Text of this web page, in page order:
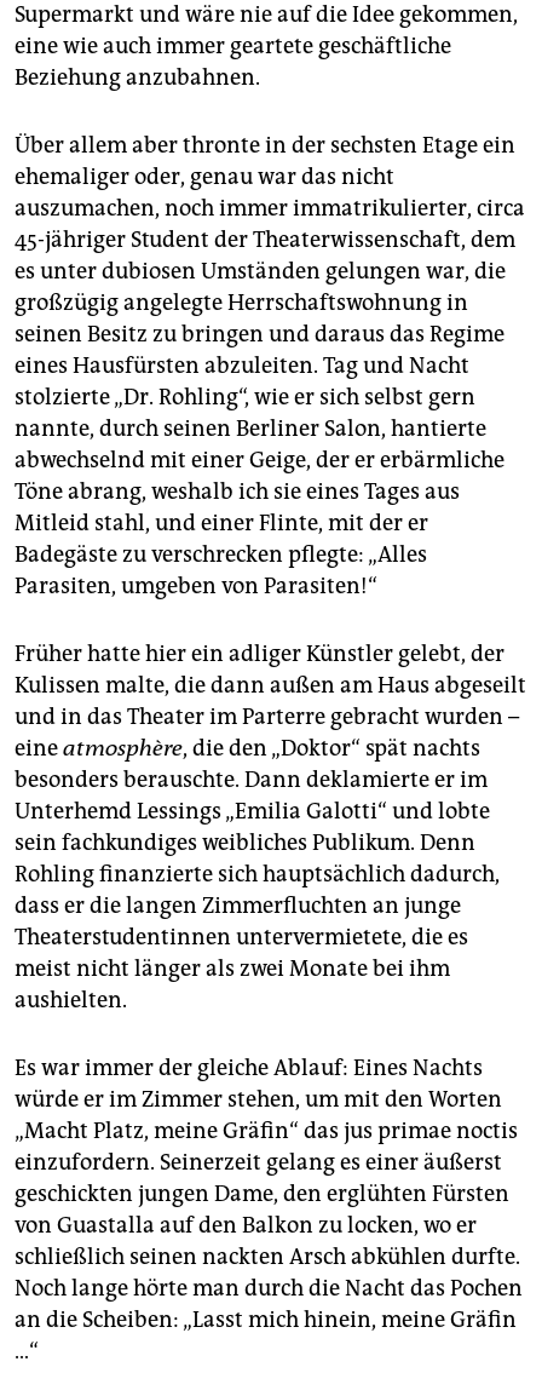
Supermarkt und wäre nie auf die Idee gekommen,
eine wie auch immer geartete geschäftliche
Beziehung anzubahnen.
Über allem aber thronte in der sechsten Etage ein
ehemaliger oder, genau war das nicht
auszumachen, noch immer immatrikulierter, circa
45-jähriger Student der Theaterwissenschaft, dem
es unter dubiosen Umständen gelungen war, die
großzügig angelegte Herrschaftswohnung in
seinen Besitz zu bringen und daraus das Regime
eines Hausfürsten abzuleiten. Tag und Nacht
stolzierte „Dr. Rohling“, wie er sich selbst gern
nannte, durch seinen Berliner Salon, hantierte
abwechselnd mit einer Geige, der er erbärmliche
Töne abrang, weshalb ich sie eines Tages aus
Mitleid stahl, und einer Flinte, mit der er
Badegäste zu verschrecken pflegte: „Alles
Parasiten, umgeben von Parasiten!“
Früher hatte hier ein adliger Künstler gelebt, der
Kulissen malte, die dann außen am Haus abgeseilt
und in das Thea­ter im Parterre gebracht wurden –
eineatmosphère, die den „Doktor“ spät nachts
besonders berauschte. Dann deklamierte er im
Unterhemd Lessings „Emilia Galotti“ und lobte
sein fachkundiges weibliches Publikum. Denn
Rohling finanzierte sich hauptsächlich dadurch,
dass er die langen Zimmerfluchten an junge
Theaterstudentinnen untervermietete, die es
meist nicht länger als zwei Monate bei ihm
aushielten.
Es war immer der gleiche Ablauf: Eines Nachts
würde er im Zimmer stehen, um mit den Worten
„Macht Platz, meine Gräfin“ das jus primae noctis
einzufordern. Seinerzeit gelang es einer äußerst
geschickten jungen Dame, den erglühten Fürsten
von Guastalla auf den Balkon zu locken, wo er
schließlich seinen nackten Arsch abkühlen durfte.
Noch lange hörte man durch die Nacht das Pochen
an die Scheiben: „Lasst mich hinein, meine Gräfin
…“